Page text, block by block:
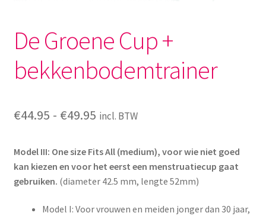
Wasbaar maandverband
Oefenbroekjes – zindelijkheidstraining
Yoni eggs
Diverse
Contact
De Groene Cup +
bekkenbodemtrainer
€44.95 - €49.95Prijsklasse:
tot
€49.95
incl. BTW
Model III: One size Fits All (medium), voor wie niet goed
kan kiezen en voor het eerst een menstruatiecup gaat
gebruiken. (diameter 42.5 mm, lengte 52mm)
Model I: Voor vrouwen en meiden jonger dan 30 jaar,